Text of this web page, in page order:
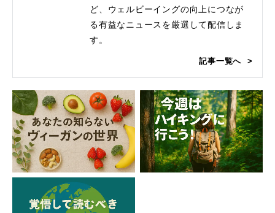
ど、ウェルビーイングの向上につなが
る有益なニュースを厳選して配信しま
す。
記事一覧へ